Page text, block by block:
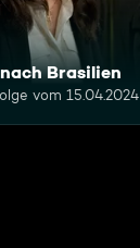
Brasilien
vom 15.04.2024